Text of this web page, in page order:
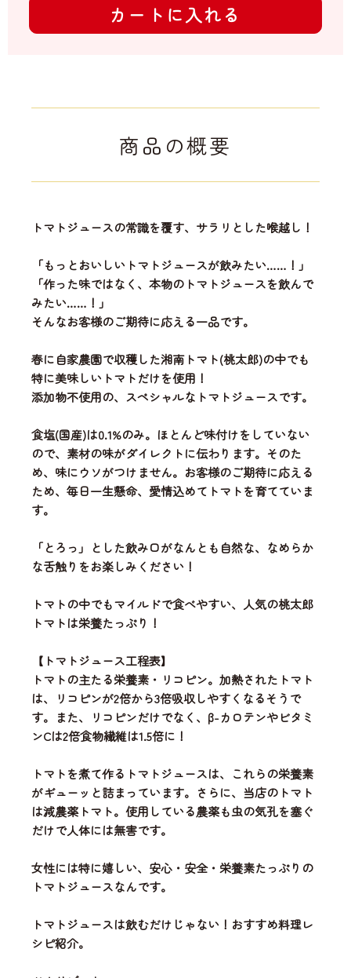
カートに入れる
商品の概要
トマトジュースの常識を覆す、サラリとした喉越し！
「もっとおいしいトマトジュースが飲みたい……！」
「作った味ではなく、本物のトマトジュースを飲んで
みたい……！」
そんなお客様のご期待に応える一品です。
春に自家農園で収穫した湘南トマト(桃太郎)の中でも
特に美味しいトマトだけを使用！
添加物不使用の、スペシャルなトマトジュースです。
食塩(国産)は0.1%のみ。ほとんど味付けをしていない
ので、素材の味がダイレクトに伝わります。そのた
め、味にウソがつけません。お客様のご期待に応える
ため、毎日一生懸命、愛情込めてトマトを育てていま
す。
「とろっ」とした飲み口がなんとも自然な、なめらか
な舌触りをお楽しみください！
トマトの中でもマイルドで食べやすい、人気の桃太郎
トマトは栄養たっぷり！
【トマトジュース工程表】
トマトの主たる栄養素・リコピン。加熱されたトマト
は、リコピンが2倍から3倍吸収しやすくなるそうで
す。また、リコピンだけでなく、β-カロテンやビタミ
ンCは2倍食物繊維は1.5倍に！
トマトを煮て作るトマトジュースは、これらの栄養素
がギューッと詰まっています。さらに、当店のトマト
は減農薬トマト。使用している農薬も虫の気孔を塞ぐ
だけで人体には無害です。
女性には特に嬉しい、安心・安全・栄養素たっぷりの
トマトジュースなんです。
トマトジュースは飲むだけじゃない！おすすめ料理レ
シピ紹介。